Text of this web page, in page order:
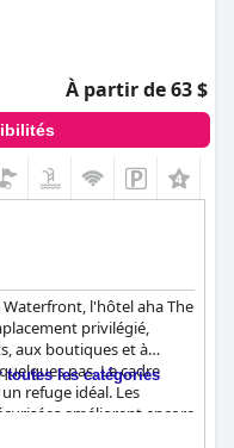
À partir de 63 $
l'hôtel aha The
privilégié,
aux boutiques et à
pas. Le cadre
refuge idéal. Les
améliorent encore
à son attrait
les catégories